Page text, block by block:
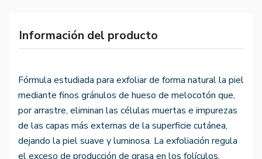
Información del producto
Fórmula estudiada para exfoliar de forma natural la piel
mediante finos gránulos de hueso de melocotón que,
por arrastre, eliminan las células muertas e impurezas
de las capas más externas de la superficie cutánea,
dejando la piel suave y luminosa. La exfoliación regula
el exceso de producción de grasa en los folículos,